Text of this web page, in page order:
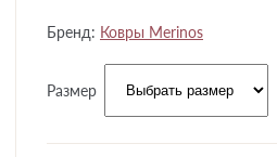
Бренд: Ковры Merinos
Размер